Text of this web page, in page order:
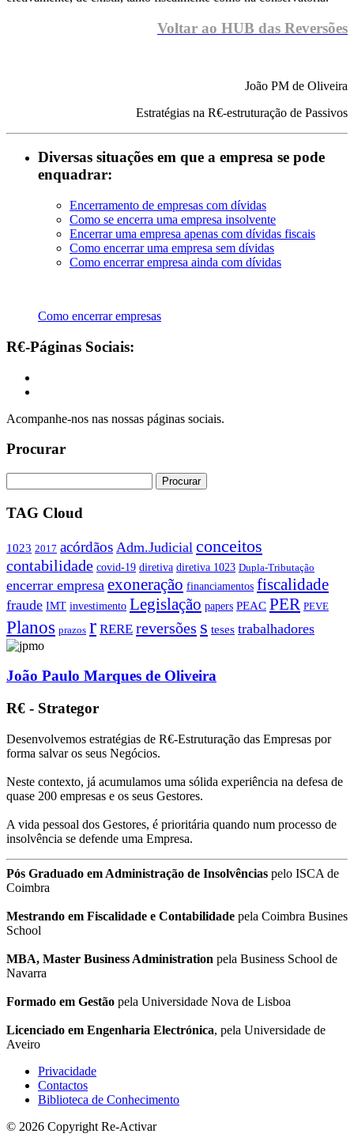
Voltar ao HUB das Reversões
João PM de Oliveira
Estratégias na R€-estruturação de Passivos
Diversas situações em que a empresa se pode
enquadrar:
Encerramento de empresas com dívidas
Como se encerra uma empresa insolvente
Encerrar uma empresa apenas com dívidas fiscais
Como encerrar uma empresa sem dívidas
Como encerrar empresa ainda com dívidas
Como encerrar empresas
R€-Páginas Sociais:
Acompanhe-nos nas nossas páginas sociais.
Procurar
TAG Cloud
1023 2017 acórdãos Adm.Judicial conceitos
contabilidade covid-19 diretiva diretiva 1023 Dupla-Tributação
encerrar empresa exoneração financiamentos fiscalidade
fraude IMT investimento Legislação papers PEAC PER PEVE
Planos prazos r RERE reversões s teses trabalhadores
João Paulo Marques de Oliveira
R€ - Strategor
Desenvolvemos estratégias de R€-Estruturação das Empresas por
forma salvar os seus Negócios.
Neste contexto, já acumulamos uma sólida experiência na defesa de
quase 200 empresas e os seus Gestores.
A vida pessoal dos Gestores, é prioritária quando num processo de
insolvência se defende uma Empresa.
Pós Graduado em Administração de Insolvências pelo ISCA de
Coimbra
Mestrando em Fiscalidade e Contabilidade pela Coimbra Busines
School
MBA, Master Business Administration pela Business School de
Navarra
Formado em Gestão pela Universidade Nova de Lisboa
Licenciado em Engenharia Electrónica, pela Universidade de
Aveiro
Privacidade
Contactos
Biblioteca de Conhecimento
© 2026 Copyright Re-Activar